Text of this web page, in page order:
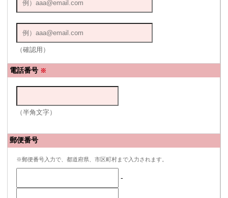
（確認用）
電話番号 ※
（半角文字）
郵便番号
※郵便番号入力で、都道府県、市区町村まで入力されます。
-